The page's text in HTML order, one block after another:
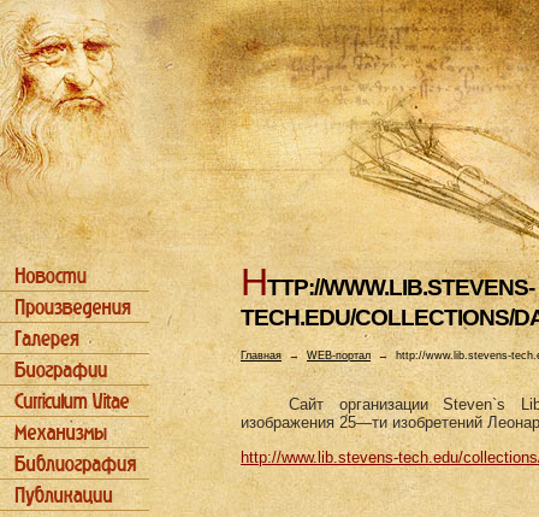
HTTP://WWW.LIB.STEVENS-
TECH.EDU/COLLECTIONS/
Главная→ WEB-портал →http://www.lib.stevens-
Cайт организации Steven`s
изображения 25—ти изобретений
http://www.lib.stevens-tech.edu/